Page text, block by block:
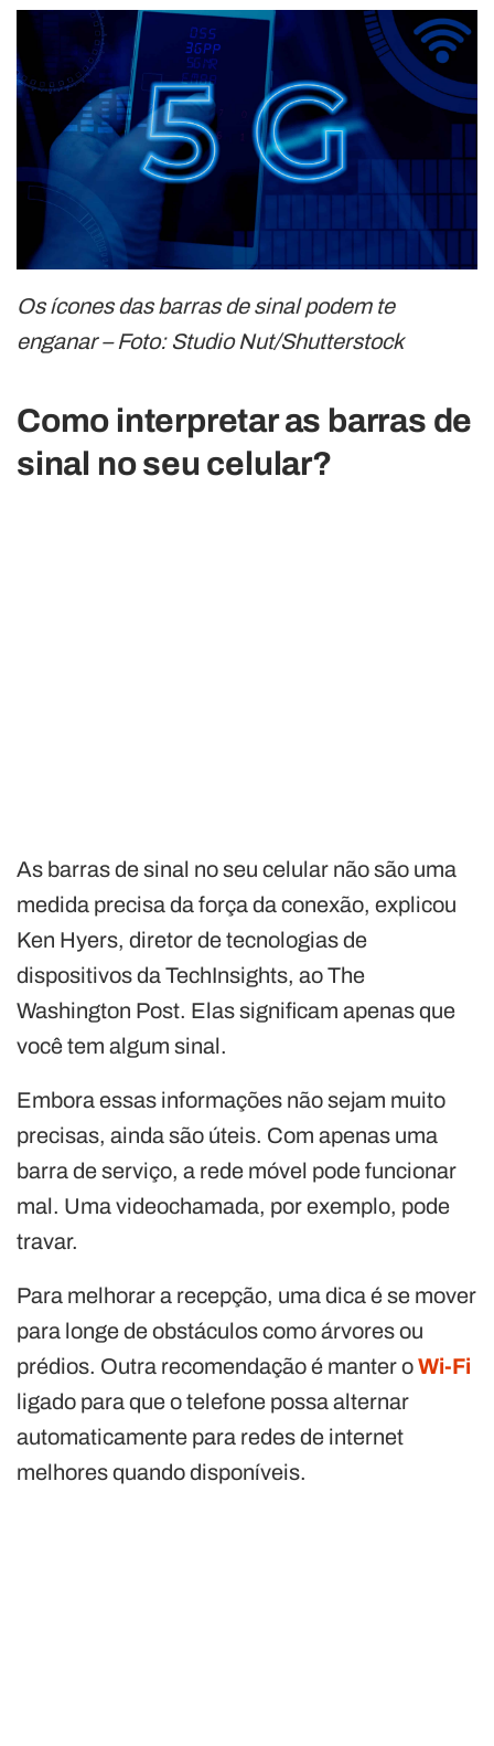
Os ícones das barras de sinal podem te
enganar – Foto: Studio Nut/Shutterstock
Como interpretar as barras de
sinal no seu celular?
As barras de sinal no seu celular não são uma
medida precisa da força da conexão, explicou
Ken Hyers, diretor de tecnologias de
dispositivos da TechInsights, ao The
Washington Post. Elas significam apenas que
você tem algum sinal.
Embora essas informações não sejam muito
precisas, ainda são úteis. Com apenas uma
barra de serviço, a rede móvel pode funcionar
mal. Uma videochamada, por exemplo, pode
travar.
Para melhorar a recepção, uma dica é se mover
para longe de obstáculos como árvores ou
prédios. Outra recomendação é manter oWi-Fi
ligado para que o telefone possa alternar
automaticamente para redes de internet
melhores quando disponíveis.